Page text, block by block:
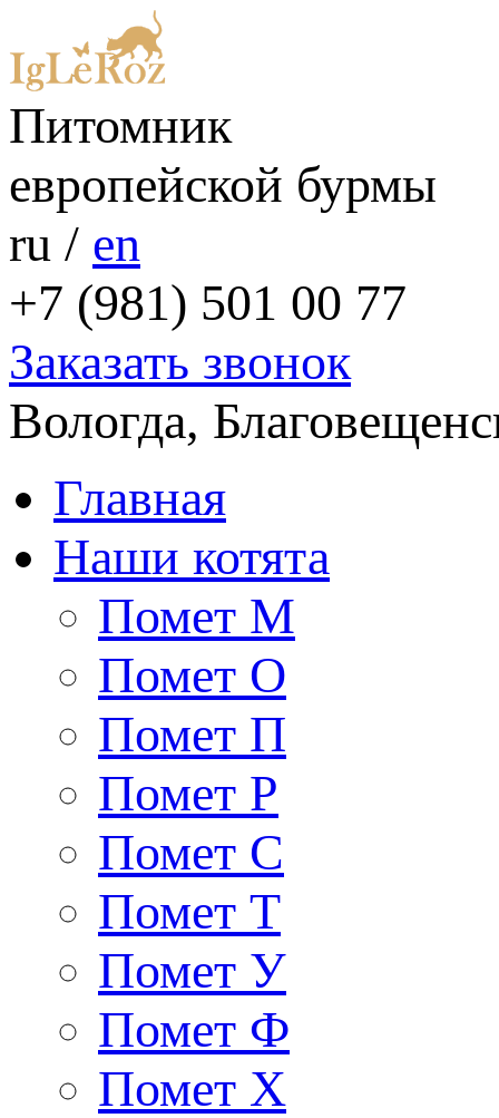
Питомник
европейской бурмы
ru / en
+7 (981) 501 00 77
Заказать звонок
Вологда,
Главная
Наши котята
Помет М
Помет О
Помет П
Помет Р
Помет С
Помет Т
Помет У
Помет Ф
Помет Х